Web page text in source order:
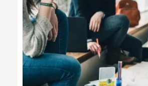
SHOW
DEPORTES
MUNDO